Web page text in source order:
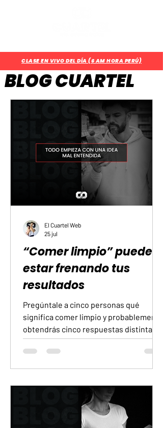
CLASE EN VIVO DEL DÍA (6 AM HORA PERÚ)
BLOG CUARTEL
“Comer limpio” puede
estar frenando tus
resultados
Pregúntale a cinco personas qué
significa comer limpio y probablemente
obtendrás cinco respuestas distintas.
Para alguien es eliminar el pan. Para
otro, cocinar todo en casa. Hay quien
productos etiquetados como fitness.
El Cuartel Web
25 jul